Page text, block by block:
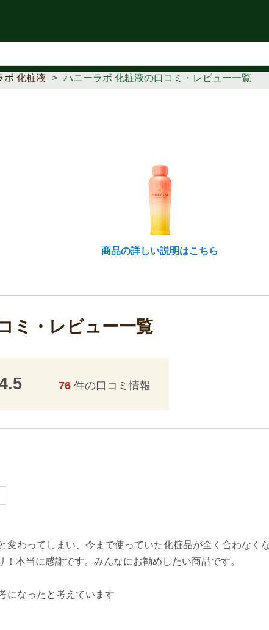
お知らせ
ボ 化粧液 ハニーラボ 化粧液の口コミ・レビュー一覧
商品の詳しい説明はこちら
ミ・レビュー一覧
76 件の口コミ情報
変わってしまい、今まで使っていた化粧品が全く合わなく
！本当に感謝です。みんなにお勧めしたい商品です。
になったと考えています